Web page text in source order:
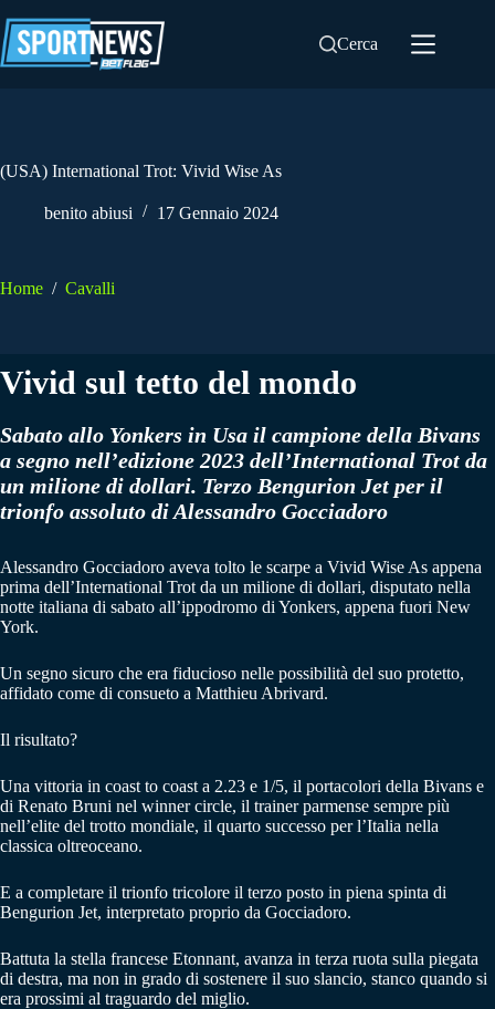
al
contenuto
Cerca
(USA) International Trot: Vivid Wise As
benito abiusi 17 Gennaio 2024
Home / Cavalli
Vivid sul tetto del mondo
Sabato allo Yonkers in Usa il campione della Bivans
a segno nell’edizione 2023 dell’International Trot da
un milione di dollari. Terzo Bengurion Jet per il
trionfo assoluto di Alessandro Gocciadoro
Alessandro Gocciadoro aveva tolto le scarpe a Vivid Wise As appena
prima dell’International Trot da un milione di dollari, disputato nella
notte italiana di sabato all’ippodromo di Yonkers, appena fuori New
York.
Un segno sicuro che era fiducioso nelle possibilità del suo protetto,
affidato come di consueto a Matthieu Abrivard.
Il risultato?
Una vittoria in coast to coast a 2.23 e 1/5, il portacolori della Bivans e
di Renato Bruni nel winner circle, il trainer parmense sempre più
nell’elite del trotto mondiale, il quarto successo per l’Italia nella
classica oltreoceano.
E a completare il trionfo tricolore il terzo posto in piena spinta di
Bengurion Jet, interpretato proprio da Gocciadoro.
Battuta la stella francese Etonnant, avanza in terza ruota sulla piegata
di destra, ma non in grado di sostenere il suo slancio, stanco quando si
era prossimi al traguardo del miglio.